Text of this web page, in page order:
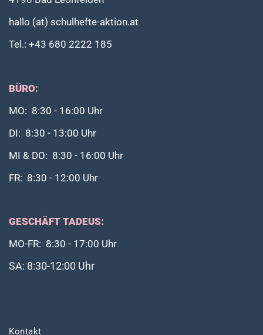
hallo (at) schulhefte-aktion.at
Tel.: +43 680 2222 185
BÜRO:
MO: 8:30 - 16:00 Uhr
DI: 8:30 - 13:00 Uhr
MI & DO: 8:30 - 16:00 Uhr
FR: 8:30 - 12:00 Uhr
GESCHÄFT TADEUS:
MO-FR: 8:30 - 17:00 Uhr
SA: 8:30-12:00 Uhr
Kontakt